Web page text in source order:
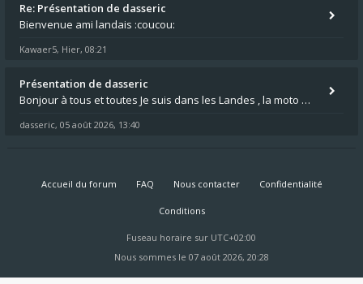
Re: Présentation de dasseric
Bienvenue ami landais :coucou:
Kawaer5, Hier, 08:21
Présentation de dasseric
Bonjour à tous et toutes Je suis dans les Landes , la moto appartient à ma fille et je suis désigné pour faire l'entreti
dasseric, 05 août 2026, 13:40
Accueil du forum FAQ Nous contacter Confidentialité
Conditions
Fuseau horaire sur UTC+02:00
Nous sommes le 07 août 2026, 20:28